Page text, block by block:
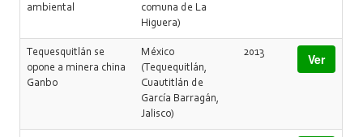
ambiental
comuna de La
Higuera)
Tequesquitlán se
opone a minera china
Ganbo
México
(Tequequitlán,
Cuautitlán de
García Barragán,
Jalisco)
2013 Ver